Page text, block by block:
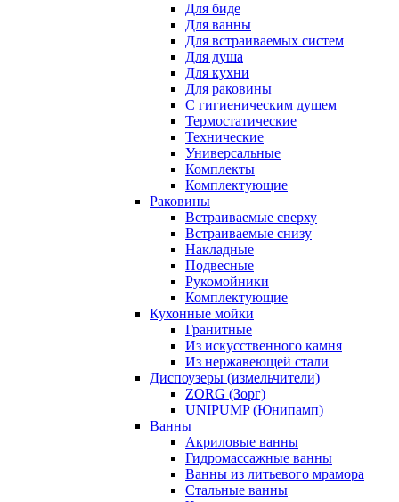
Для биде
Для ванны
Для встраиваемых систем
Для душа
Для кухни
Для раковины
С гигиеническим душем
Термостатические
Технические
Универсальные
Комплекты
Комплектующие
Раковины
Встраиваемые сверху
Встраиваемые снизу
Накладные
Подвесные
Рукомойники
Комплектующие
Кухонные мойки
Гранитные
Из искусственного камня
Из нержавеющей стали
Диспоузеры (измельчители)
ZORG (Зорг)
UNIPUMP (Юнипамп)
Ванны
Акриловые ванны
Гидромассажные ванны
Ванны из литьевого мрамора
Стальные ванны